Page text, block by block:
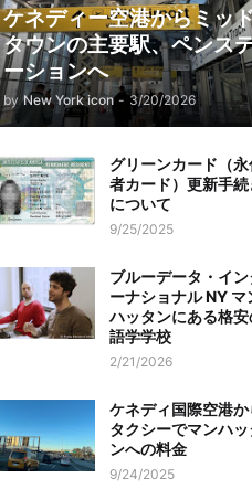
ケネディー空港からミッ
タウンの主要駅、ペンス
ーションへ
by New York icon - 3/20/2026
グリーンカード（永
者カード）更新手続
について
9/25/2025
ブルーデータ・イン
ーナショナル NY マ
ハッタンにある格安
語学学校
2/21/2026
ケネディ国際空港か
タクシーでマンハッ
ンへの料金
9/24/2025